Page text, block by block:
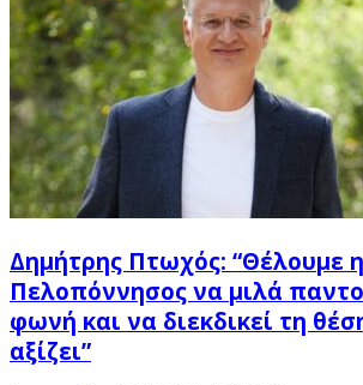
Δημήτρης Πτωχός: “Θέλουμε η
Πελοπόννησος να μιλά
φωνή και να διεκδικεί τη
αξίζει”